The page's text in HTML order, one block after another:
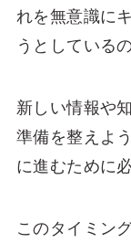
れを無意識に
うとしている
新しい情報や
準備を整えよ
に進むために
このタイミン